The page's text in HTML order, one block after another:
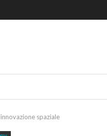
spaziale